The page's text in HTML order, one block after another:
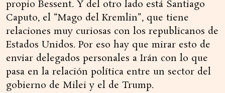
propio Bessent. Y del otro lado está Santiago
Caputo, el “Mago del Kremlin”, que tiene
relaciones muy curiosas con los republicanos de
Estados Unidos. Por eso hay que mirar esto de
enviar delegados personales a Irán con lo que
pasa en la relación política entre un sector del
gobierno de Milei y el de Trump.